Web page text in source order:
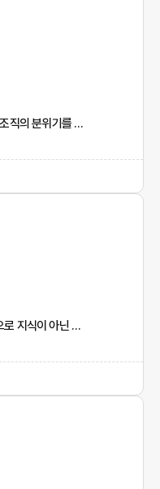
진심 어린 소통과 유연한 공감 능력으로 조직의 분위기를 밝히는 송다영입니다.
차분함과 끊임없이 배우는 다양한 경험으로 지식이 아닌 지혜로운 인재가 되겠습니다.